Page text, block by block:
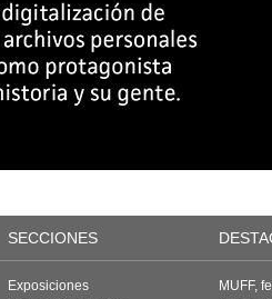
SECCIONES
Exposiciones
MUFF,